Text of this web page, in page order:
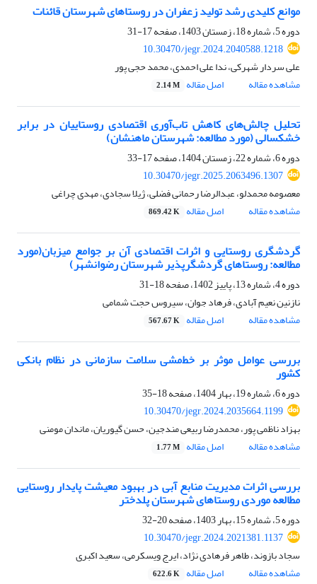
موانع کلیدی رشد تولید زعفران در روستاهای شهرستان قائنات
دوره 5، شماره 18، زمستان 1403، صفحه
17-31
10.30470/jegr.2024.2040588.1218
علی سردار شهرکی، ندا علی احمدی، محمد حجی پور
مشاهده مقاله
اصل مقاله 2.14 M
تحلیل چالش‌های کاهش تاب‌آوری اقتصادی روستاییان در برابر
خشکسالی (مورد مطالعه: شهرستان ماهنشان)
دوره 6، شماره 22، زمستان 1404، صفحه
17-33
10.30470/jegr.2025.2063496.1307
معصومه محمدلو، عبدالرضا رحمانی فضلی، ژیلا سجادی، مهدی چراغی
مشاهده مقاله
اصل مقاله 869.42 K
گردشگری روستایی و اثرات اقتصادی آن بر جوامع میزبان(مورد
مطالعه: روستاهای گردشگرپذیر شهرستان رضوانشهر)
دوره 4، شماره 13، پاییز 1402، صفحه
18-31
نازنین نعیم آبادی، فرهاد جوان، سیروس حجت شمامی
مشاهده مقاله
اصل مقاله 567.67 K
بررسی عوامل موثر بر خط‌مشی سلامت سازمانی در نظام بانکی
کشور
دوره 6، شماره 19، بهار 1404، صفحه
18-35
10.30470/jegr.2024.2035664.1199
بهزاد ناظمی پور، محمدرضا ربیعی مندجین، حسن گیوریان، ماندان مومنی
مشاهده مقاله
اصل مقاله 1.77 M
بررسی اثرات مدیریت منابع آبی در بهبود معیشت پایدار روستایی
مطالعه موردی روستاهای شهرستان پلدختر
دوره 5، شماره 15، بهار 1403، صفحه
20-32
10.30470/jegr.2024.2021381.1137
سجاد بازوند، طاهر فرهادی نژاد، ایرج ویسکرمی، سعید اکبری
مشاهده مقاله
اصل مقاله 622.6 K